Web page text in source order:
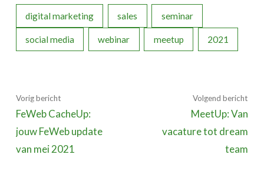
digital marketing sales seminar
social media webinar meetup 2021
Vorig bericht
FeWeb CacheUp:
jouw FeWeb update
van mei 2021
Volgend bericht
MeetUp: Van
vacature tot dream
team